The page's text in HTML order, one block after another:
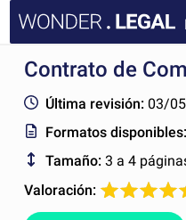
INICIO
DOCUMENTOS
FAQ
Contrato de
Última revisión: 03/
Formatos
Tamaño: 3 a 4
Valoración: